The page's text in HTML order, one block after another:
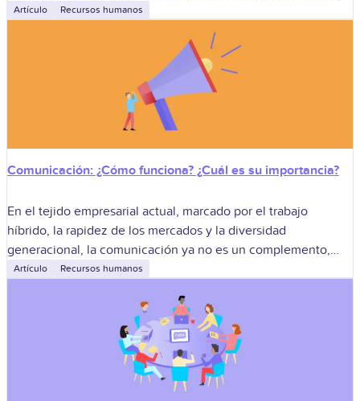
Artículo Recursos humanos
Comunicación: ¿Cómo funciona? ¿Cuál es su importancia?
En el tejido empresarial actual, marcado por el trabajo
híbrido, la rapidez de los mercados y la diversidad
generacional, la comunicación ya no es un complemento,
sino el hilo que
Artículo Recursos humanos